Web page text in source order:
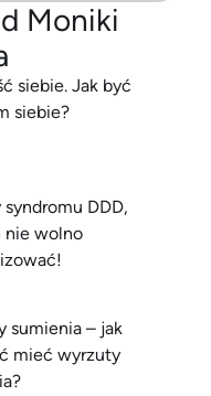
Moniki
siebie. Jak być
siebie?
DDD,
nie wolno
sumienia – jak
mieć wyrzuty